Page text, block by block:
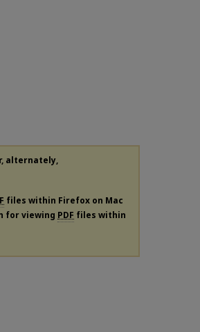
alternately,
files within Firefox on Mac
for viewing PDF files within